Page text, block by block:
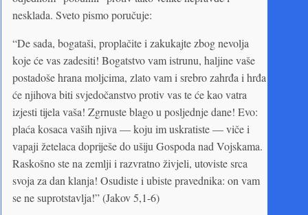
nesklada. Sveto pismo poručuje:
“De sada, bogataši, proplačite i zakukajte zbog nevolja
koje će vas zadesiti! Bogatstvo vam istrunu, haljine vaše
postadoše hrana moljcima, zlato vam i srebro zahrđa i hrđa
će njihova biti svjedočanstvo protiv vas te će kao vatra
izjesti tijela vaša! Zgrnuste blago u posljednje dane! Evo:
plaća kosaca vaših njiva — koju im uskratiste — viče i
vapaji žetelaca dopriješe do ušiju Gospoda nad Vojskama.
Raskošno ste na zemlji i razvratno živjeli, utoviste srca
svoja za dan klanja! Osudiste i ubiste pravednika: on vam
se ne suprotstavlja!” (Jakov 5,1-6)